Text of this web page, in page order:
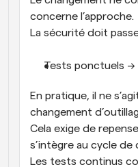
concerne l’approche.
La sécurité doit
Tests ponctuels →
En pratique, il ne
changement
Cela exige de
s’intègre au cycle de
Les tests continus